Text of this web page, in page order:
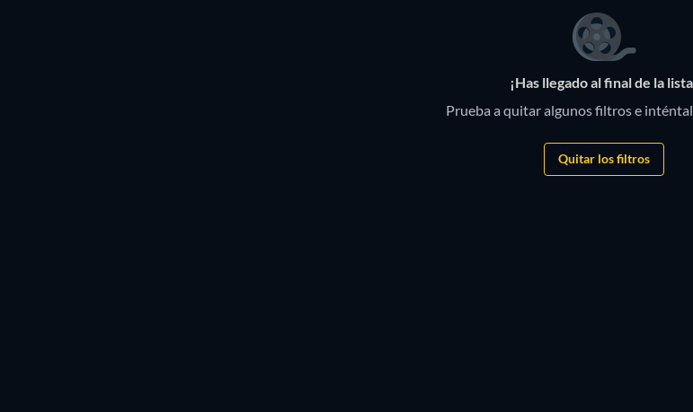
¡Has llegado al final de la
Prueba a quitar algunos filtros e
Quitar los filtros